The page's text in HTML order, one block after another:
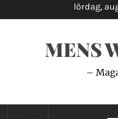
lördag,
MENS
–